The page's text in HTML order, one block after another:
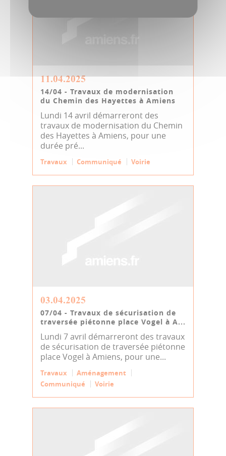
11.04.2025
14/04 - Travaux de modernisation
du Chemin des Hayettes à Amiens
Lundi 14 avril démarreront des
travaux de modernisation du Chemin
des Hayettes à Amiens, pour une
durée pré...
Travaux Communiqué Voirie
03.04.2025
07/04 - Travaux de sécurisation de
traversée piétonne place Vogel à A...
Lundi 7 avril démarreront des travaux
de sécurisation de traversée piétonne
place Vogel à Amiens, pour une...
Travaux
Aménagement
Communiqué
Voirie